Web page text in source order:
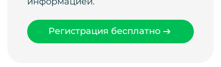
Регистрация бесплатно